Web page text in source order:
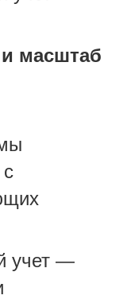
масштаб
учет —